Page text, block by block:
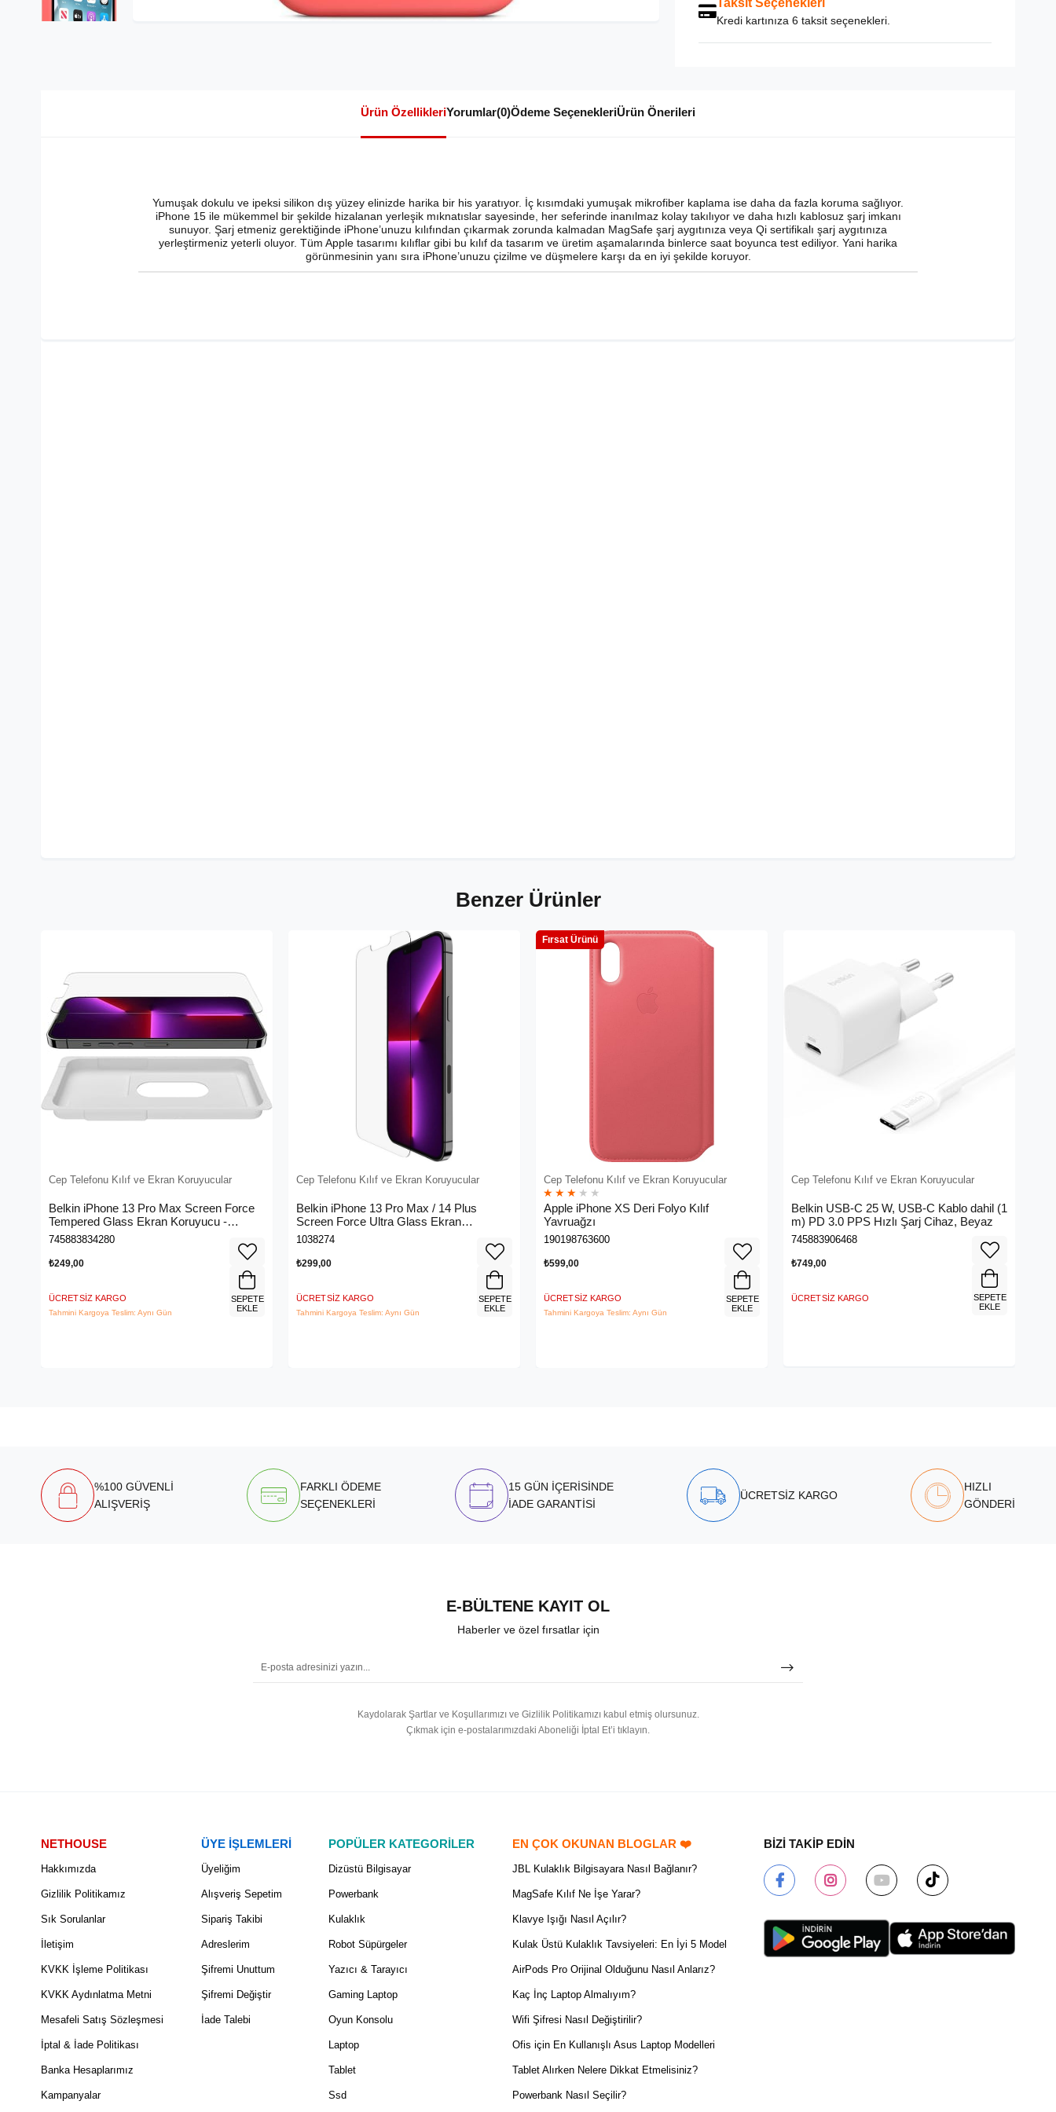
Taksit Seçenekleri
Kredi kartınıza 6 taksit seçenekleri.
Ürün ÖzellikleriYorumlar(0)Ödeme SeçenekleriÜrün Önerileri
Yumuşak dokulu ve ipeksi silikon dış yüzey elinizde harika bir his yaratıyor. İç kısımdaki yumuşak mikrofiber kaplama ise daha da fazla koruma sağlıyor.
iPhone 15 ile mükemmel bir şekilde hizalanan yerleşik mıknatıslar sayesinde, her seferinde inanılmaz kolay takılıyor ve daha hızlı kablosuz şarj imkanı
sunuyor. Şarj etmeniz gerektiğinde iPhone’unuzu kılıfından çıkarmak zorunda kalmadan MagSafe şarj aygıtınıza veya Qi sertifikalı şarj aygıtınıza
yerleştirmeniz yeterli oluyor. Tüm Apple tasarımı kılıflar gibi bu kılıf da tasarım ve üretim aşamalarında binlerce saat boyunca test ediliyor. Yani harika
görünmesinin yanı sıra iPhone’unuzu çizilme ve düşmelere karşı da en iyi şekilde koruyor.
Benzer Ürünler
Cep Telefonu Kılıf ve Ekran Koruyucular
Belkin iPhone 13 Pro Max Screen Force
Tempered Glass Ekran Koruyucu -
OvaO70ZZ
745883834280
₺249,00
ÜCRETSIZ KARGO
Tahmini Kargoya Teslim: Aynı Gün
SEPETE
EKLE
Cep Telefonu Kılıf ve Ekran Koruyucular
Belkin iPhone 13 Pro Max / 14 Plus
Screen Force Ultra Glass Ekran
Koruyucu - Ova079ZZ
1038274
₺299,00
ÜCRETSIZ KARGO
Tahmini Kargoya Teslim: Aynı Gün
SEPETE
EKLE
Cep Telefonu Kılıf ve Ekran Koruyucular
★ ★ ★ ★ ★
Apple iPhone XS Deri Folyo Kılıf
Yavruağzı
190198763600
₺599,00
ÜCRETSIZ KARGO
Tahmini Kargoya Teslim: Aynı Gün
Fırsat Ürünü
SEPETE
EKLE
Cep Telefonu Kılıf ve Ekran Koruyucular
Belkin USB-C 25 W, USB-C Kablo dahil (1
m) PD 3.0 PPS Hızlı Şarj Cihaz, Beyaz
745883906468
₺749,00
ÜCRETSIZ KARGO
SEPETE
EKLE
%100 GÜVENLİ
ALIŞVERİŞ
FARKLI ÖDEME
SEÇENEKLERİ
15 GÜN İÇERİSİNDE
İADE GARANTİSİ
ÜCRETSİZ KARGO
HIZLI
GÖNDERİ
E-BÜLTENE KAYIT OL
Haberler ve özel fırsatlar için
Kaydolarak Şartlar ve Koşullarımızı ve Gizlilik Politikamızı kabul etmiş olursunuz.
Çıkmak için e-postalarımızdaki Aboneliği İptal Et’i tıklayın.
NETHOUSE
Hakkımızda
Gizlilik Politikamız
Sık Sorulanlar
İletişim
KVKK İşleme Politikası
KVKK Aydınlatma Metni
Mesafeli Satış Sözleşmesi
İptal & İade Politikası
Banka Hesaplarımız
Kampanyalar
ÜYE İŞLEMLERİ
Üyeliğim
Alışveriş Sepetim
Sipariş Takibi
Adreslerim
Şifremi Unuttum
Şifremi Değiştir
İade Talebi
POPÜLER KATEGORİLER
Dizüstü Bilgisayar
Powerbank
Kulaklık
Robot Süpürgeler
Yazıcı & Tarayıcı
Gaming Laptop
Oyun Konsolu
Laptop
Tablet
Ssd
EN ÇOK OKUNAN BLOGLAR ❤️
JBL Kulaklık Bilgisayara Nasıl Bağlanır?
MagSafe Kılıf Ne İşe Yarar?
Klavye Işığı Nasıl Açılır?
Kulak Üstü Kulaklık Tavsiyeleri: En İyi 5 Model
AirPods Pro Orijinal Olduğunu Nasıl Anlarız?
Kaç İnç Laptop Almalıyım?
Wifi Şifresi Nasıl Değiştirilir?
Ofis için En Kullanışlı Asus Laptop Modelleri
Tablet Alırken Nelere Dikkat Etmelisiniz?
Powerbank Nasıl Seçilir?
BİZİ TAKİP EDİN